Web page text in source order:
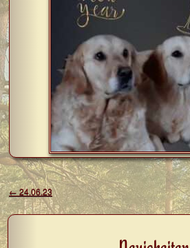
Beitragsnavigation
←24.06.23